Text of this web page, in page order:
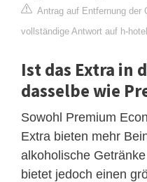
Antrag auf Entfernung der
vollständige Antwort auf h-
Ist das Extra in
dasselbe wie
Sowohl Premium
Extra bieten mehr
alkoholische
bietet jedoch einen